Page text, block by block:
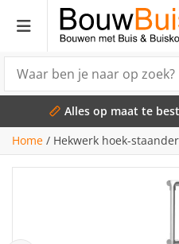
Alles op maat te
Home / Hekwerk hoek-